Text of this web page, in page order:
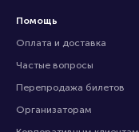
Помощь
Оплата и доставка
Частые вопросы
Перепродажа билетов
Организаторам